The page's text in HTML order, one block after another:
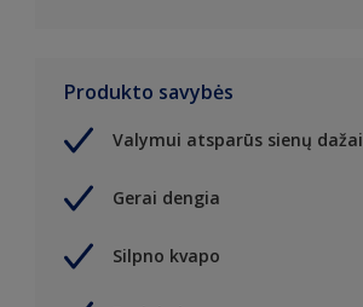
Produkto savybės
Valymui atsparūs sienų dažai
Gerai dengia
Silpno kvapo